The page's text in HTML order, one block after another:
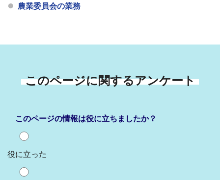
農業委員会の業務
このページに関するアンケート
このページの情報は役に立ちましたか？
役に立った